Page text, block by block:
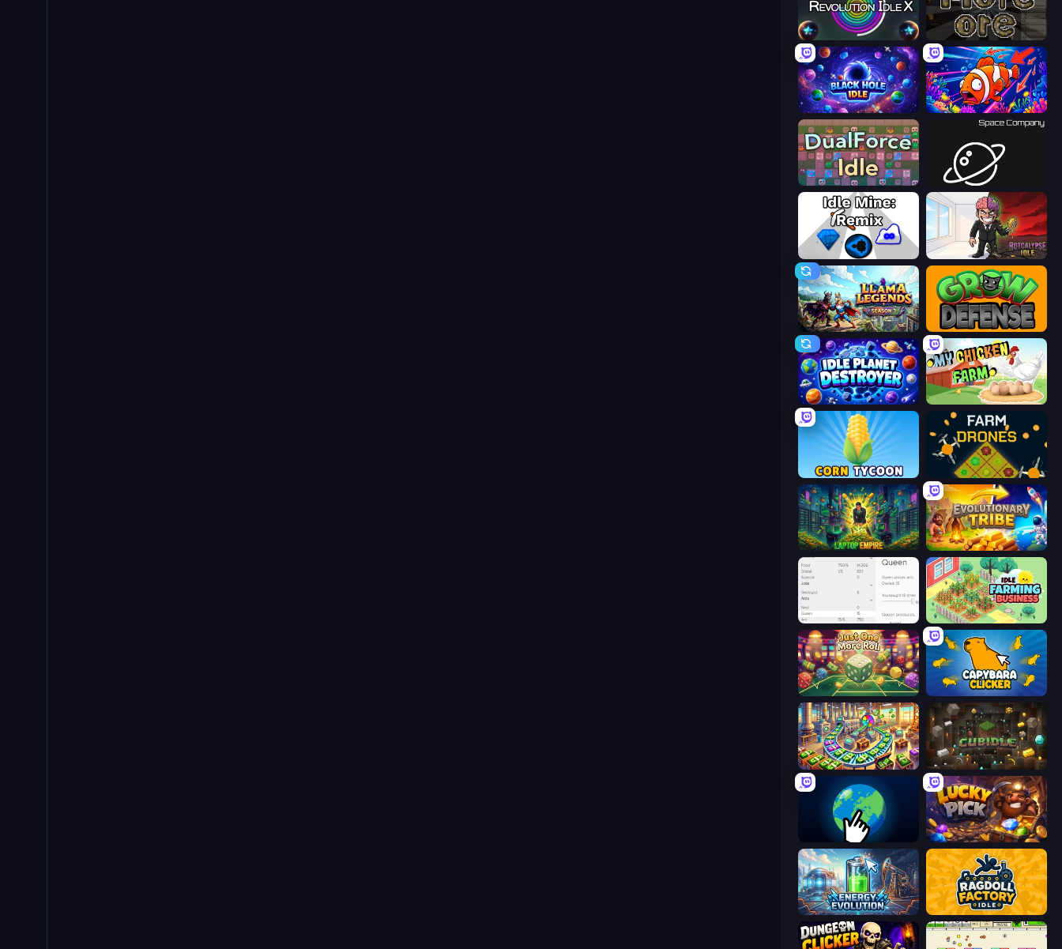
Revolution Idle X More Ore
Black Hole Idle Fish Catch Idle
DualForce Idle Space Company
Idle Mine: Remix Rotcalypse: Idle Incremental
Llama Legends Grow Defense
Idle Planet Destroyer My Chicken Farm
Corn Tycoon Farm Drones
Laptop Empire Evolutionary Tribe
Idle Ants Idle Farming Business
Just One More Roll Capybara Clicker
Money Factory: Tycoon Idle Game Cubidle
Planet Clicker 2 Lucky Pick
Energy Evolution Ragdoll Factory Idle